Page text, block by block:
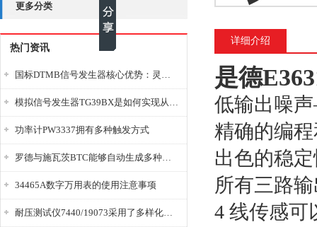
更多分类
热门资讯
国标DTMB信号发生器核心优势：灵活性与准确性的结合
模拟信号发生器TG39BX是如何实现从直流到交流的波形转换?
功率计PW3337拥有多种触发方式
罗德与施瓦茨BTC能够自动生成多种音视频信号
34465A数字万用表的使用注意事项
耐压测试仪7440/19073采用了多样化的功能设计
详细介绍
是德
低输出噪
精确的编
出色的稳
所有三路
4 线传感可